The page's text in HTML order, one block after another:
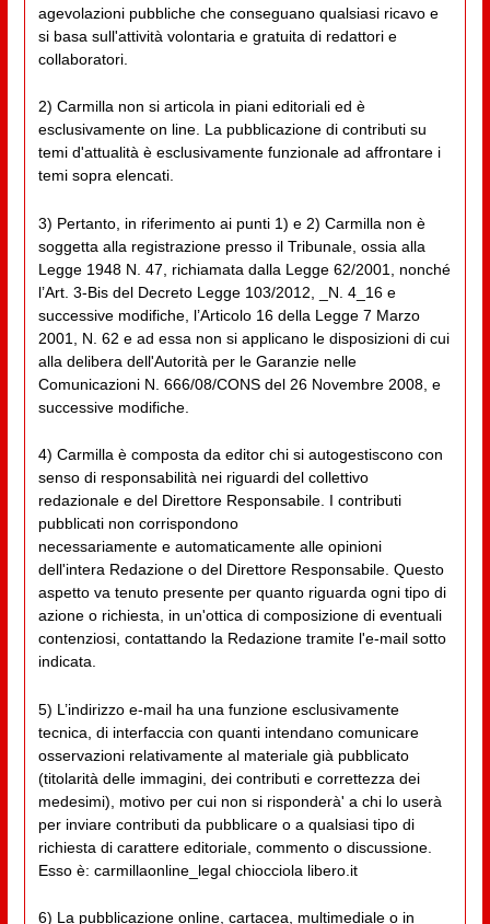
agevolazioni pubbliche che conseguano qualsiasi ricavo e
si basa sull'attività volontaria e gratuita di redattori e
collaboratori.
2) Carmilla non si articola in piani editoriali ed è
esclusivamente on line. La pubblicazione di contributi su
temi d'attualità è esclusivamente funzionale ad affrontare i
temi sopra elencati.
3) Pertanto, in riferimento ai punti 1) e 2) Carmilla non è
soggetta alla registrazione presso il Tribunale, ossia alla
Legge 1948 N. 47, richiamata dalla Legge 62/2001, nonché
l’Art. 3-Bis del Decreto Legge 103/2012, _N. 4_16 e
successive modifiche, l’Articolo 16 della Legge 7 Marzo
2001, N. 62 e ad essa non si applicano le disposizioni di cui
alla delibera dell'Autorità per le Garanzie nelle
Comunicazioni N. 666/08/CONS del 26 Novembre 2008, e
successive modifiche.
4) Carmilla è composta da editor chi si autogestiscono con
senso di responsabilità nei riguardi del collettivo
redazionale e del Direttore Responsabile. I contributi
pubblicati non corrispondono
necessariamente e automaticamente alle opinioni
dell'intera Redazione o del Direttore Responsabile. Questo
aspetto va tenuto presente per quanto riguarda ogni tipo di
azione o richiesta, in un'ottica di composizione di eventuali
contenziosi, contattando la Redazione tramite l'e-mail sotto
indicata.
5) L’indirizzo e-mail ha una funzione esclusivamente
tecnica, di interfaccia con quanti intendano comunicare
osservazioni relativamente al materiale già pubblicato
(titolarità delle immagini, dei contributi e correttezza dei
medesimi), motivo per cui non si risponderà' a chi lo userà
per inviare contributi da pubblicare o a qualsiasi tipo di
richiesta di carattere editoriale, commento o discussione.
Esso è: carmillaonline_legal chiocciola libero.it
6) La pubblicazione online, cartacea, multimediale o in